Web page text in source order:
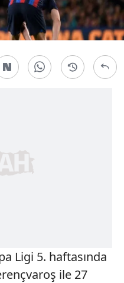
Ligi 5. haftasında
ile 27